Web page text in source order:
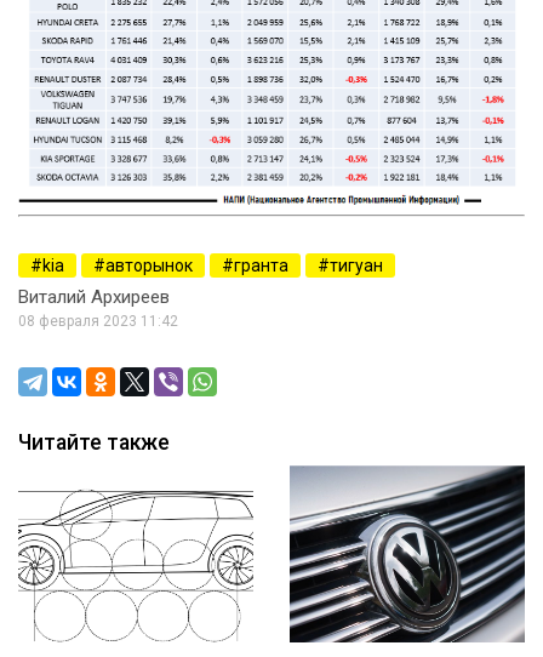
kia авторынок гранта тигуан
Виталий Архиреев
08 февраля 2023 11:42
Читайте также